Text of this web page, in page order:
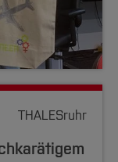
THALESruhr